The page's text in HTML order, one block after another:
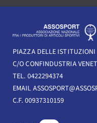
PIAZZA DELLE
C/O CONFINDUSTRIA
TEL. 0422294374
EMAIL
C.F. 00937310159